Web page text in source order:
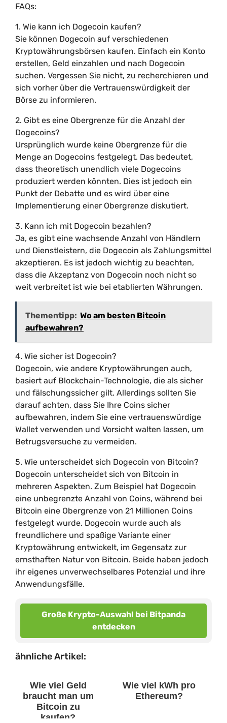
FAQs:
1. Wie kann ich Dogecoin kaufen?
Sie können Dogecoin auf verschiedenen
Kryptowährungsbörsen kaufen. Einfach ein Konto
erstellen, Geld einzahlen und nach Dogecoin
suchen. Vergessen Sie nicht, zu recherchieren und
sich vorher über die Vertrauenswürdigkeit der
Börse zu informieren.
2. Gibt es eine Obergrenze für die Anzahl der
Dogecoins?
Ursprünglich wurde keine Obergrenze für die
Menge an Dogecoins festgelegt. Das bedeutet,
dass theoretisch unendlich viele Dogecoins
produziert werden könnten. Dies ist jedoch ein
Punkt der Debatte und es wird über eine
Implementierung einer Obergrenze diskutiert.
3. Kann ich mit Dogecoin bezahlen?
Ja, es gibt eine wachsende Anzahl von Händlern
und Dienstleistern, die Dogecoin als Zahlungsmittel
akzeptieren. Es ist jedoch wichtig zu beachten,
dass die Akzeptanz von Dogecoin noch nicht so
weit verbreitet ist wie bei etablierten Währungen.
Thementipp: Wo am besten Bitcoin
aufbewahren?
4. Wie sicher ist Dogecoin?
Dogecoin, wie andere Kryptowährungen auch,
basiert auf Blockchain-Technologie, die als sicher
und fälschungssicher gilt. Allerdings sollten Sie
darauf achten, dass Sie Ihre Coins sicher
aufbewahren, indem Sie eine vertrauenswürdige
Wallet verwenden und Vorsicht walten lassen, um
Betrugsversuche zu vermeiden.
5. Wie unterscheidet sich Dogecoin von Bitcoin?
Dogecoin unterscheidet sich von Bitcoin in
mehreren Aspekten. Zum Beispiel hat Dogecoin
eine unbegrenzte Anzahl von Coins, während bei
Bitcoin eine Obergrenze von 21 Millionen Coins
festgelegt wurde. Dogecoin wurde auch als
freundlichere und spaßige Variante einer
Kryptowährung entwickelt, im Gegensatz zur
ernsthaften Natur von Bitcoin. Beide haben jedoch
ihr eigenes unverwechselbares Potenzial und ihre
Anwendungsfälle.
Große Krypto-Auswahl bei Bitpanda
entdecken
ähnliche Artikel:
Wie viel Geld
braucht man um
Bitcoin zu
kaufen?
Wie viel kWh pro
Ethereum?